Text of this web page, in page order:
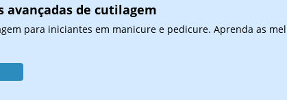
avançadas de cutilagem
para iniciantes em manicure e pedicure. Aprenda as